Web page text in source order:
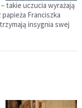
takie uczucia wyrażają
Franciszka
insygnia swej